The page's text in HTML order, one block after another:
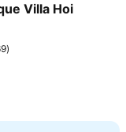
愛
Villa Hoi
看價格